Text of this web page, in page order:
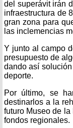
del superávit irán
infraestructura de
gran zona para
las inclemencias
Y junto al campo
presupuesto de
dando así
deporte.
Por último, se
destinarlos a la
futuro Museo de
fondos regionales.